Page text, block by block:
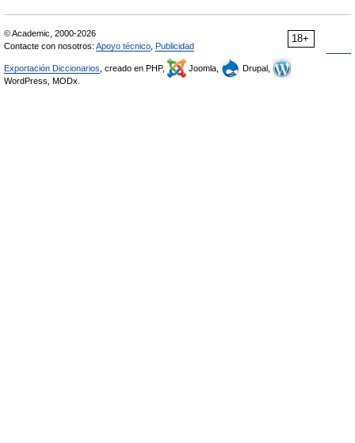
18+
© Academic, 2000-2026
Contacte con nosotros: Apoyo técnico Publicidad
Exportación Diccionarios , creado en PHP, Joomla,
Drupal,
WordPress, MODx.